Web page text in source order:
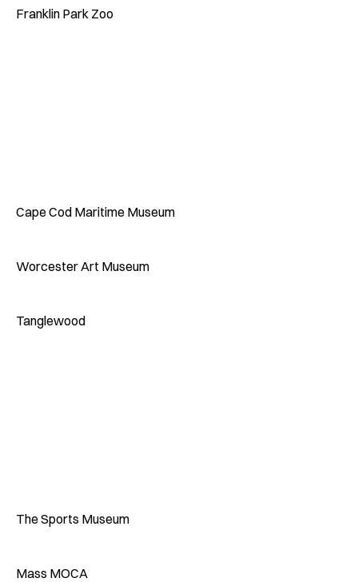
Franklin Park Zoo
Cape Cod Maritime Museum
Worcester Art Museum
Tanglewood
The Sports Museum
Mass MOCA